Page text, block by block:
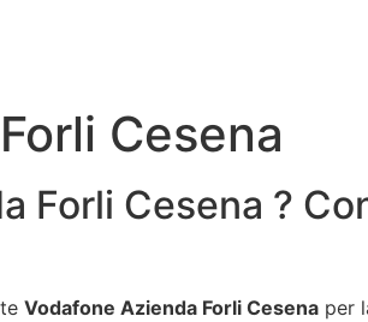
Cesena
Forli Cesena ?
Vodafone Azienda Forli Cesena per